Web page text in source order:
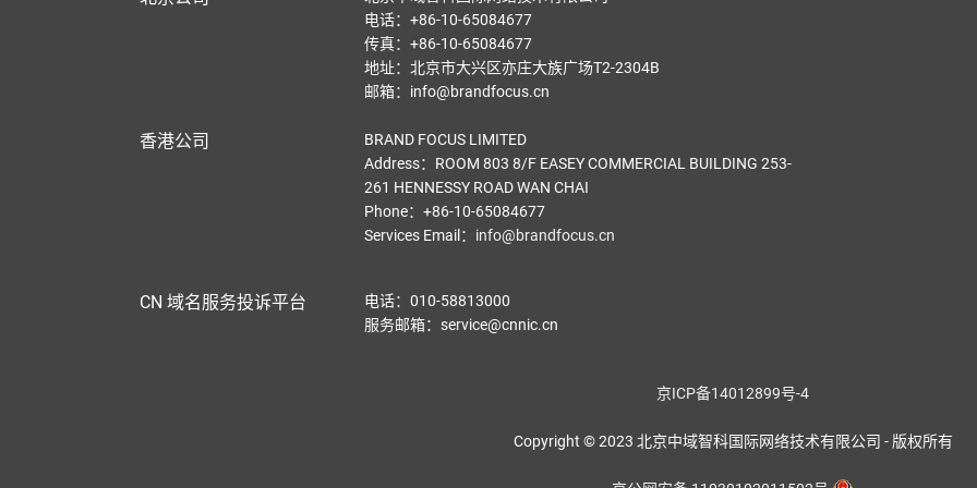
电话：+86-10-65084677
传真：+86-10-65084677
地址：北京市大兴区亦庄大族广场T2-2304B
邮箱：info@brandfocus.cn
香港公司
BRAND FOCUS LIMITED
Address：ROOM 803 8/F EASEY COMMERCIAL BUILDING 253-
261 HENNESSY ROAD WAN CHAI
Phone：+86-10-65084677
Services Email ： info@brandfocus.cn
CN 域名服务投诉平台
电话：010-58813000
服务邮箱：service@cnnic.cn
京ICP备14012899号-4
Copyright © 2023 北京中域智科国际网络技术有限公司 - 版权所有